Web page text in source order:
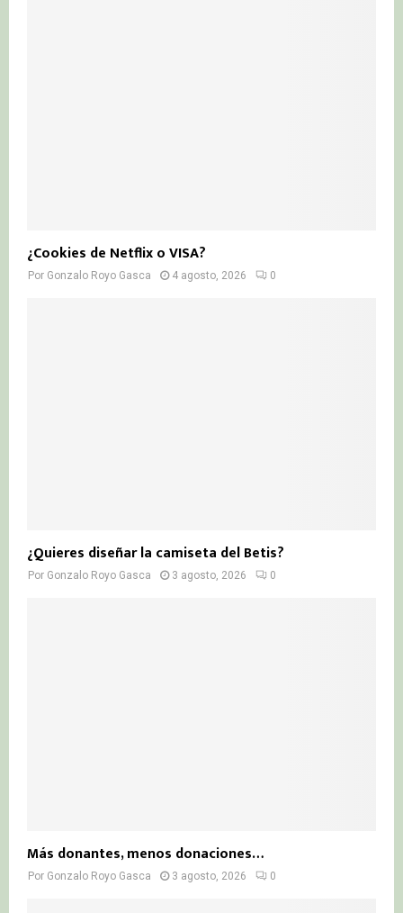
¿Cookies de Netflix o VISA?
Por Gonzalo Royo Gasca 4 agosto, 2026 0
¿Quieres diseñar la camiseta del Betis?
Por Gonzalo Royo Gasca 3 agosto, 2026 0
Más donantes, menos donaciones…
Por Gonzalo Royo Gasca 3 agosto, 2026 0